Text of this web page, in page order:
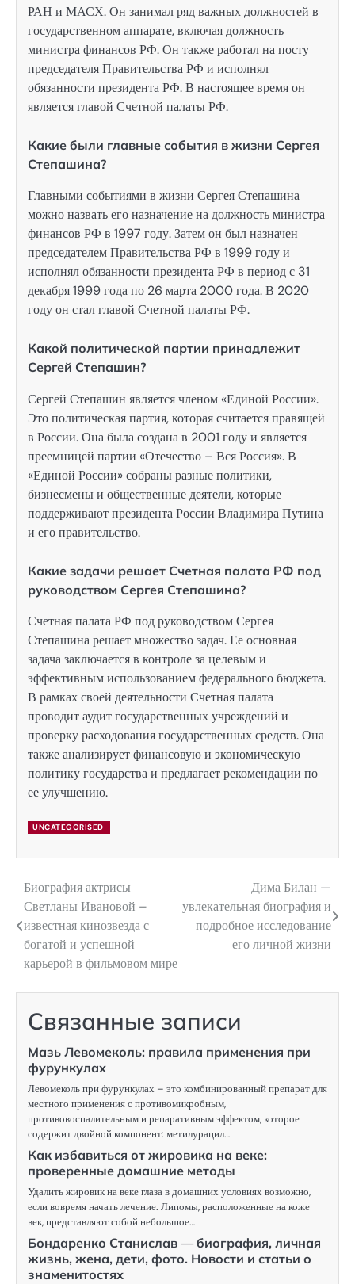
РАН и МАСХ. Он занимал ряд важных должностей в
государственном аппарате, включая должность
министра финансов РФ. Он также работал на посту
председателя Правительства РФ и исполнял
обязанности президента РФ. В настоящее время он
является главой Счетной палаты РФ.
Какие были главные события в жизни Сергея
Степашина?
Главными событиями в жизни Сергея Степашина
можно назвать его назначение на должность министра
финансов РФ в 1997 году. Затем он был назначен
председателем Правительства РФ в 1999 году и
исполнял обязанности президента РФ в период с 31
декабря 1999 года по 26 марта 2000 года. В 2020
году он стал главой Счетной палаты РФ.
Какой политической партии принадлежит
Сергей Степашин?
Сергей Степашин является членом «Единой России».
Это политическая партия, которая считается правящей
в России. Она была создана в 2001 году и является
преемницей партии «Отечество – Вся Россия». В
«Единой России» собраны разные политики,
бизнесмены и общественные деятели, которые
поддерживают президента России Владимира Путина
и его правительство.
Какие задачи решает Счетная палата РФ под
руководством Сергея Степашина?
Счетная палата РФ под руководством Сергея
Степашина решает множество задач. Ее основная
задача заключается в контроле за целевым и
эффективным использованием федерального бюджета.
В рамках своей деятельности Счетная палата
проводит аудит государственных учреждений и
проверку расходования государственных средств. Она
также анализирует финансовую и экономическую
политику государства и предлагает рекомендации по
ее улучшению.
UNCATEGORISED
Навигация
по
записям
Биография актрисы
Светланы Ивановой –
известная кинозвезда с
богатой и успешной
карьерой в фильмовом мире
Дима Билан —
увлекательная биография и
подробное исследование
его личной жизни
Связанные записи
Мазь Левомеколь: правила применения при
фурункулах
Левомеколь при фурункулах – это комбинированный препарат для
местного применения с противомикробным,
противовоспалительным и репаративным эффектом, которое
содержит двойной компонент: метилурацил…
Как избавиться от жировика на веке:
проверенные домашние методы
Удалить жировик на веке глаза в домашних условиях возможно,
если вовремя начать лечение. Липомы, расположенные на коже
век, представляют собой небольшое…
Бондаренко Станислав — биография, личная
жизнь, жена, дети, фото. Новости и статьи о
знаменитостях